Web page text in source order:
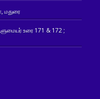
மதுரை
உரை 171 & 172 ;